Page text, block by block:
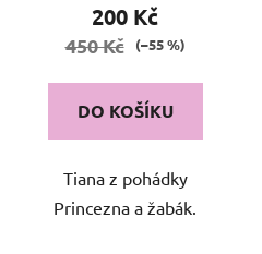
200 Kč
450 Kč (–55 %)
DO KOŠÍKU
Tiana z pohádky
Princezna a žabák.